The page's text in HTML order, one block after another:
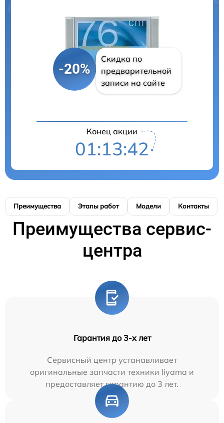
-20%
Скидка по
предварительной
записи на сайте
Конец акции
01:13:41
Преимущества Этапы работ Модели Контакты
Преимущества сервис-
центра
Гарантия до 3-х лет
Сервисный центр устанавливает
оригинальные запчасти техники Iiyama и
предоставляет гарантию до 3 лет.